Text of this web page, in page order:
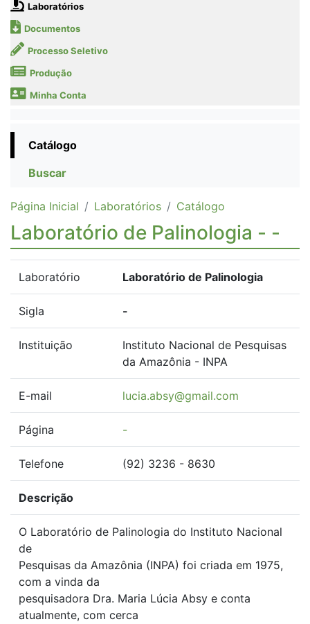
Laboratórios
Documentos
Processo Seletivo
Produção
Minha Conta
Catálogo
Buscar
Página Inicial Laboratórios Catálogo
Laboratório de Palinologia - -
Laboratório Laboratório de Palinologia
Sigla -
Instituição
Instituto Nacional de Pesquisas
da Amazônia - INPA
E-mail lucia.absy@gmail.com
Página -
Telefone (92) 3236 - 8630
Descrição
O Laboratório de Palinologia do Instituto Nacional
de
Pesquisas da Amazônia (INPA) foi criada em 1975,
com a vinda da
pesquisadora Dra. Maria Lúcia Absy e conta
atualmente, com cerca